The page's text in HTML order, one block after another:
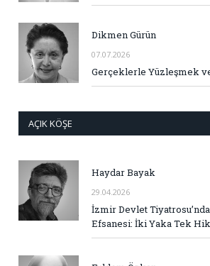
Dikmen Gürün
07.07.2026
Gerçeklerle Yüzleşmek
AÇIK KÖŞE
Haydar Bayak
29.04.2026
İzmir Devlet
Efsanesi: İki Yaka Tek